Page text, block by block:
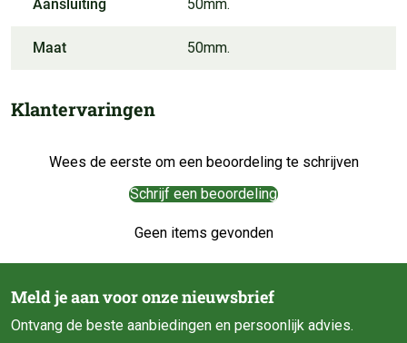
Aansluiting 50mm.
Maat 50mm.
Klantervaringen
Wees de eerste om een beoordeling te schrijven
Schrijf een beoordeling
Geen items gevonden
Meld je aan voor onze nieuwsbrief
Ontvang de beste aanbiedingen en persoonlijk advies.